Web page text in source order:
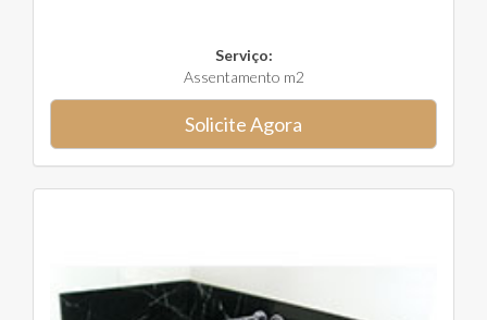
Serviço:
Assentamento m2
Solicite Agora